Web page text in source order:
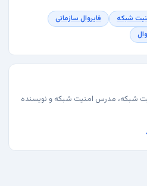
شبکه
فایروال سازمانی
شبکه، مدرس امنیت شبکه و نویسنده